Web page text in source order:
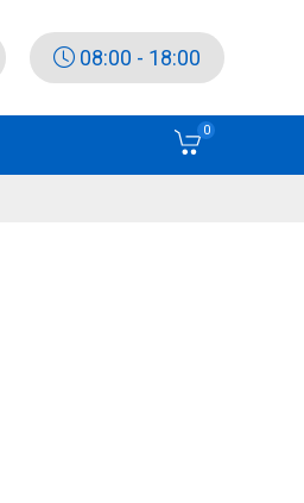
08:00 - 18:00
0